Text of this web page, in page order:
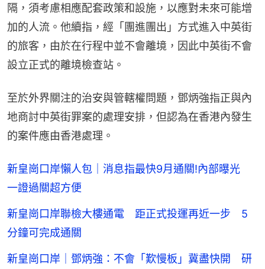
隔，須考慮相應配套政策和設施，以應對未來可能增
加的人流。他續指，經「團進團出」方式進入中英街
的旅客，由於在行程中並不會離境，因此中英街不會
設立正式的離境檢查站。
至於外界關注的治安與管轄權問題，鄧炳強指正與內
地商討中英街罪案的處理安排，但認為在香港內發生
的案件應由香港處理。
新皇崗口岸懶人包｜消息指最快9月通關!內部曝光
一證過關超方便
新皇崗口岸聯檢大樓通電 距正式投運再近一步 5
分鐘可完成通關
新皇崗口岸｜鄧炳強：不會「歎慢板」冀盡快開 研